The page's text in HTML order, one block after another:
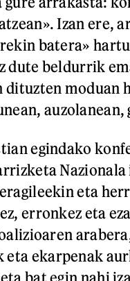
Izan ere,
batera»
dute beldurrik
dituzten moduan
auzolanean,
egindako
Nazionala
eta
erronkez eta
eta ekarpenak
bat egin nahi